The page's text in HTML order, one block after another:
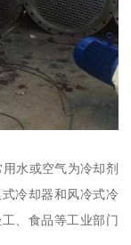
水或空气为冷却剂
冷却器和风冷式冷
、食品等工业部门